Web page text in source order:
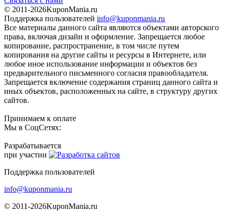
© 2011-2026KuponMania.ru
Поддержка пользователей info@kuponmania.ru
Все материалы данного сайта являются объектами авторского
права, включая дизайн и оформление. Запрещается любое
копирование, распространение, в том числе путем
копирования на другие сайты и ресурсы в Интернете, или
любое иное использование информации и объектов без
предварительного письменного согласия правообладателя.
Запрещается включение содержания страниц данного сайта и
иных объектов, расположенных на сайте, в структуру других
сайтов.
Принимаем к оплате
Мы в СоцСетях:
Разрабатывается
при участии
Поддержка пользователей
info@kuponmania.ru
© 2011-2026KuponMania.ru